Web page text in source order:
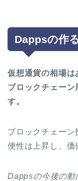
Dappsの作
仮想通貨の相場は
ブロックチェーン
す。
ブロックチェー
便性は上昇し、価
Dappsの今後の動